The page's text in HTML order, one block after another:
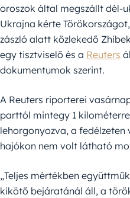
oroszok által megszállt dél-
Ukrajna kérte
zászló alatt közlekedő
egy tisztviselő és a Reuters
dokumentumok szerint.
A Reuters riporterei
parttól mintegy 1
lehorgonyozva, a
hajókon nem volt látható
„Teljes mértékben
kikötő bejáratánál áll, a